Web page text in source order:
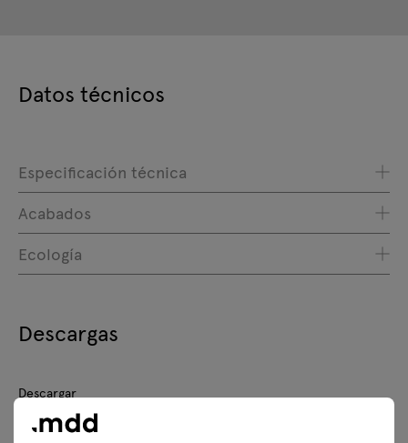
Datos técnicos
Especificación técnica
Acabados
Ecología
Descargas
Descargar
Fotos alta resolución